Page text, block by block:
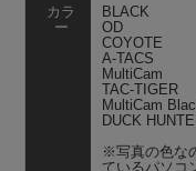
カラ
ー
BLACK
OD
COYOTE
A-TACS
MultiCam
TAC-TIGER
MultiCam
DUCK
※写真の色な
ているパソコ